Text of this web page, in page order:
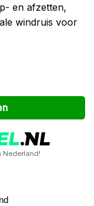
en afzetten,
windruis voor
Nederland!